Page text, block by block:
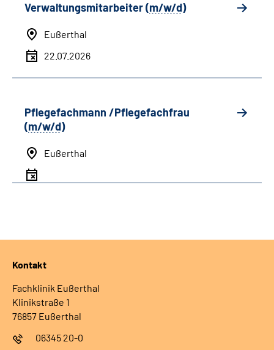
Verwaltungsmitarbeiter (m/w/d)
Eußerthal
22.07.2026
Pflegefachmann /Pflegefachfrau
(m/w/d)
Eußerthal
Kontakt
Fachklinik Eußerthal
Klinikstraße 1
76857 Eußerthal
06345 20-0